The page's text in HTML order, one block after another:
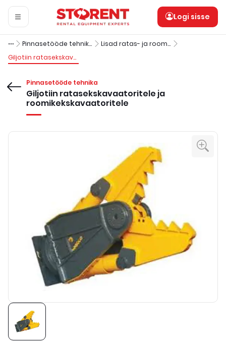
Logi sisse
Pinnasetööde tehnika
Lisad ratas- ja roomikekskavaatoritele
Giljotiin ratasekskavaatoritele ja roomikekskavaatoritele
Pinnasetööde tehnika
Giljotiin ratasekskavaatoritele ja
roomikekskavaatoritele